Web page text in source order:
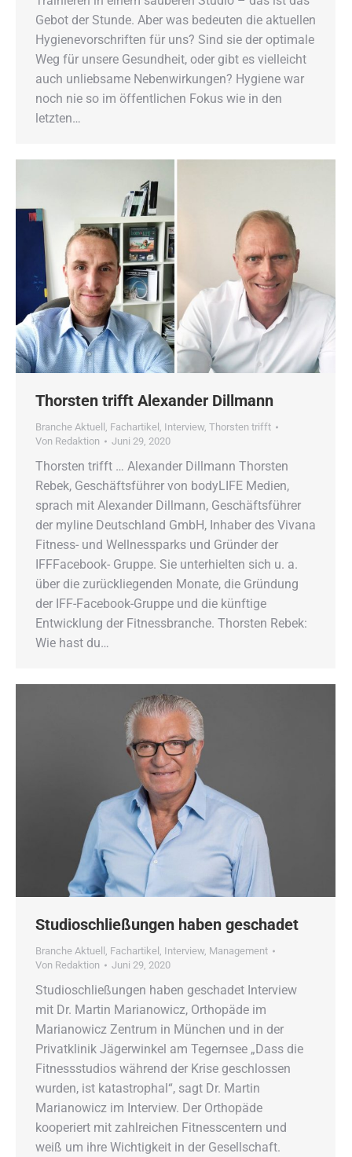
Gebot der Stunde. Aber was bedeuten die aktuellen
Hygienevorschriften für uns? Sind sie der optimale
Weg für unsere Gesundheit, oder gibt es vielleicht
auch unliebsame Nebenwirkungen? Hygiene war
noch nie so im öffentlichen Fokus wie in den
letzten…
Thorsten trifft Alexander Dillmann
Branche Aktuell Fachartikel Interview Thorsten trifft
Von Redaktion Juni 29, 2020
Thorsten trifft … Alexander Dillmann Thorsten
Rebek, Geschäftsführer von bodyLIFE Medien,
sprach mit Alexander Dillmann, Geschäftsführer
der myline Deutschland GmbH, Inhaber des Vivana
Fitness- und Wellnessparks und Gründer der
IFFFacebook- Gruppe. Sie unterhielten sich u. a.
über die zurückliegenden Monate, die Gründung
der IFF-Facebook-Gruppe und die künftige
Entwicklung der Fitnessbranche. Thorsten Rebek:
Wie hast du…
Studioschließungen haben geschadet
Branche Aktuell , Fachartikel , Interview, Management
Von Redaktion Juni 29, 2020
Studioschließungen haben geschadet Interview
mit Dr. Martin Marianowicz, Orthopäde im
Marianowicz Zentrum in München und in der
Privatklinik Jägerwinkel am Tegernsee „Dass die
Fitnessstudios während der Krise geschlossen
wurden, ist katastrophal“, sagt Dr. Martin
Marianowicz im Interview. Der Orthopäde
kooperiert mit zahlreichen Fitnesscentern und
weiß um ihre Wichtigkeit in der Gesellschaft.